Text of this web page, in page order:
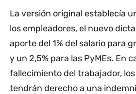
La versión original establecía
los empleadores, el nuevo
aporte del 1% del salario para
y un 2,5% para las PyMEs. En
fallecimiento del trabajador,
tendrán derecho a una